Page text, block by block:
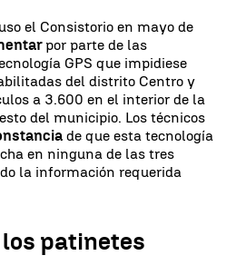
el Consistorio en mayo de
por parte de las
GPS que impidiese
del distrito Centro y
a 3.600 en el interior de la
del municipio. Los técnicos
de que esta tecnología
en ninguna de las tres
la información requerida
patinetes